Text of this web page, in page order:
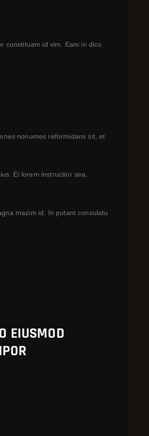
constituam id vim. Eam in dico
nonumes reformidans sit, et
Ei lorem instructior sea,
mazim id. In putant consulatu
EIUSMOD